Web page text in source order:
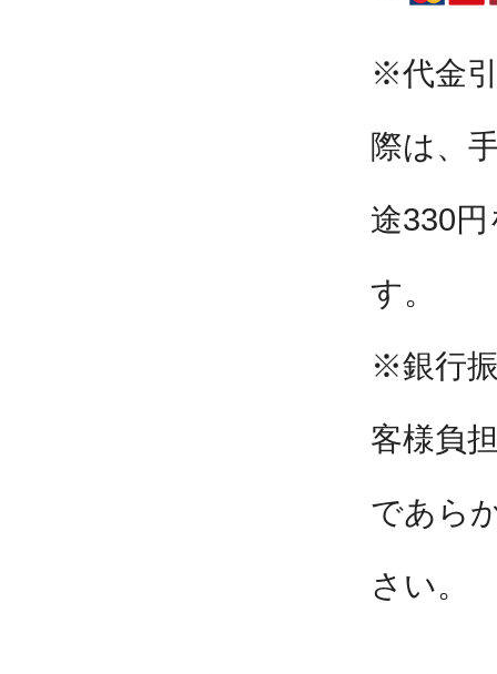
※代金
際は、
途330
す。
※銀行
客様負
であら
さい。